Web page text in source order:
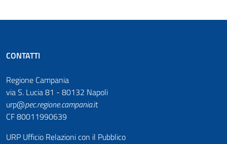
CONTATTI
Regione Campania
via S. Lucia 81 - 80132 Napoli
urp@pec.regione.campania.it
CF 80011990639
URP Ufficio Relazioni con il Pubblico